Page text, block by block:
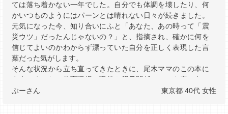
ぶー 東京都 40代 女性
ては落ち着かない一年でした。自分でも体調を壊したり、何
かいつものようにはパーンとは晴れない日々が続きました。
元気になった今、知り合いにふと「あなた、あの時って「震
災ウツ」だったんじゃないの？」と、指摘され、確かに何を
信じてよいのかわからず漂っていた自分を正しく表現した言
葉だった気がします。
そんな状況から立ち直ってきたときに、尾木ママのこの本に
出会いました。教育現場の現状や親子関係のことを真っ向か
ら意見した気持ちのよい本です。